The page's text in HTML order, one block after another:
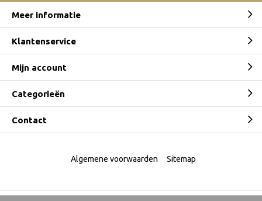
Meer informatie
Klantenservice
Mijn account
Categorieën
Contact
Algemene voorwaarden Sitemap